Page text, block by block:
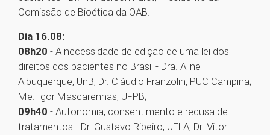
Comissão de Bioética da OAB.
Dia 16.08:
08h20 - A necessidade de edição de uma lei dos
direitos dos pacientes no Brasil - Dra. Aline
Albuquerque, UnB; Dr. Cláudio Franzolin, PUC Campina;
Me. Igor Mascarenhas, UFPB;
09h40 - Autonomia, consentimento e recusa de
tratamentos - Dr. Gustavo Ribeiro, UFLA; Dr. Vitor